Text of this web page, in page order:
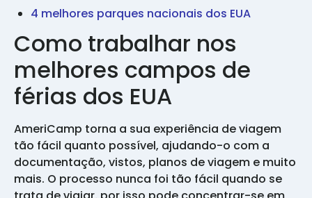
4 melhores parques nacionais dos EUA
Como trabalhar nos
melhores campos de
férias dos EUA
AmeriCamp torna a sua experiência de viagem
tão fácil quanto possível, ajudando-o com a
documentação, vistos, planos de viagem e muito
mais. O processo nunca foi tão fácil quando se